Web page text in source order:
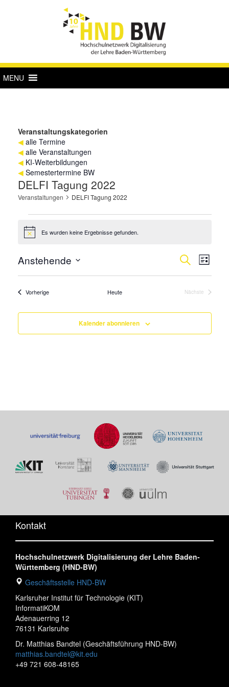
MENU
Veranstaltungskategorien
◀ alle Termine
◀ alle Veranstaltungen
◀ KI-Weiterbildungen
◀ Semestertermine BW
DELFI Tagung 2022
Veranstaltungen DELFI Tagung 2022
Veranstaltungen
HinweisEs wurden keine Ergebnisse gefunden.
Suche
und
Suche Liste
Anstehende
VorherigeVeranstaltungen Heute
Nächste
Kalender abonnieren
Kontakt
Hochschulnetzwerk Digitalisierung der Lehre Baden-
Württemberg (HND-BW)
Geschäftsstelle HND-BW
Karlsruher Institut für Technologie (KIT)
InformatiKOM
Adenauerring 12
76131 Karlsruhe
Dr. Matthias Bandtel (Geschäftsführung HND-BW)
matthias.bandtel@kit.edu
+49 721 608-48165